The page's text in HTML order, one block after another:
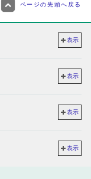
ページの先頭へ戻る
表示
表示
表示
表示